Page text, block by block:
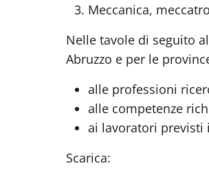
Meccanica,
Nelle tavole di seguito
Abruzzo e per le
alle professioni
alle competenze
ai lavoratori previsti
Scarica: